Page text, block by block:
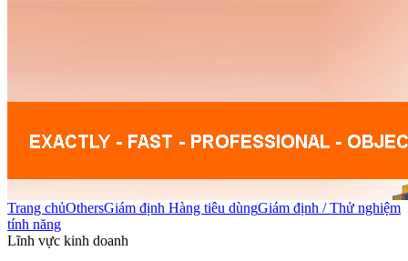
Trang chủOthersGiám định Hàng tiêu dùngGiám định / Thử nghiệm
tính năng
Lĩnh vực kinh doanh